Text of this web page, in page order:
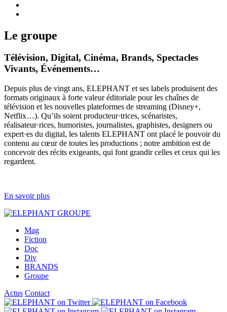
Le groupe
Télévision, Digital, Cinéma, Brands, Spectacles
Vivants, Événements…
Depuis plus de vingt ans, ELEPHANT et ses labels produisent des
formats originaux à forte valeur éditoriale pour les chaînes de
télévision et les nouvelles plateformes de streaming (Disney+,
Netflix…). Qu’ils soient producteur·trices, scénaristes,
réalisateur·rices, humoristes, journalistes, graphistes, designers ou
expert·es du digital, les talents ELEPHANT ont placé le pouvoir du
contenu au cœur de toutes les productions ; notre ambition est de
concevoir des récits exigeants, qui font grandir celles et ceux qui les
regardent.
En savoir plus
Mag
Fiction
Doc
Div
BRANDS
Groupe
Actus Contact